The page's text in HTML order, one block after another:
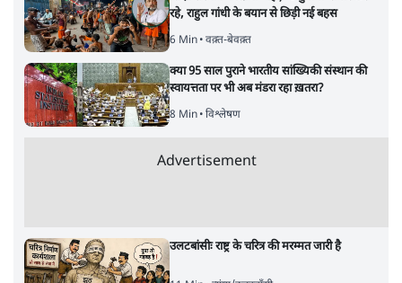
रहे, राहुल गांधी के बयान से छिड़ी नई बहस
6 Min• वक़्त-बेवक़्त
क्या 95 साल पुराने भारतीय सांख्यिकी संस्थान की
स्वायत्तता पर भी अब मंडरा रहा ख़तरा?
8 Min• विश्लेषण
Advertisement
उलटबांसीः राष्ट्र के चरित्र की मरम्मत जारी है